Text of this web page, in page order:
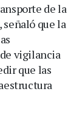
de la
señaló que la
vigilancia
que las